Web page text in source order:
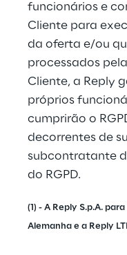
funcionários e
Cliente para
da oferta e/ou
processados
Cliente, a Reply
próprios
cumprirão o
decorrentes de
subcontratante
do RGPD.
(1) - A Reply S.p.A.
Alemanha e a Reply